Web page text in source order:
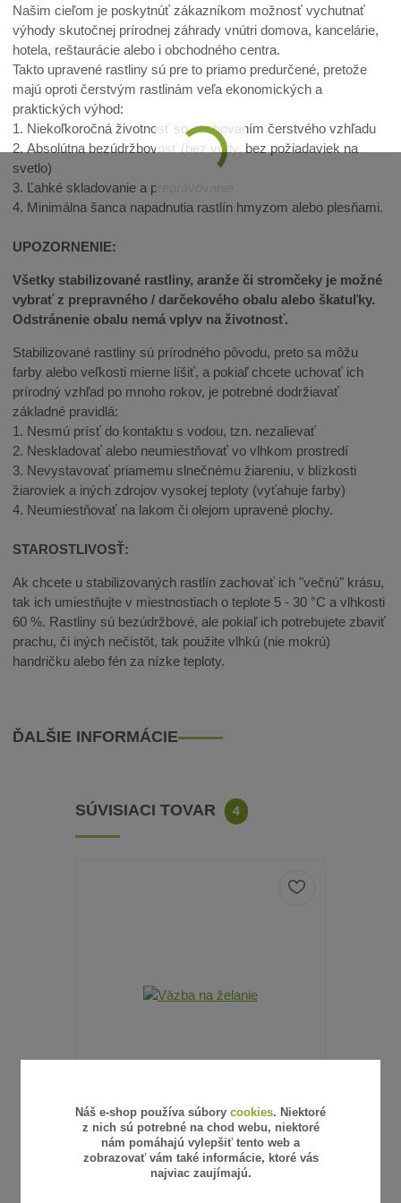
Našim cieľom je poskytnúť zákazníkom možnosť vychutnať
výhody skutočnej prírodnej záhrady vnútri domova, kancelárie,
hotela, reštaurácie alebo i obchodného centra.
Takto upravené rastliny sú pre to priamo predurčené, pretože
majú oproti čerstvým rastlinám veľa ekonomických a
praktických výhod:
1. Niekoľkoročná životnosť so zachovaním čerstvého vzhľadu
2. Absolútna bezúdržbovosť (bez vody, bez požiadaviek na
svetlo)
3. Ľahké skladovanie a prepravovanie
4. Minimálna šanca napadnutia rastlín hmyzom alebo plesňami.
UPOZORNENIE:
Všetky stabilizované rastliny, aranže či stromčeky je možné
vybrať z prepravného / darčekového obalu alebo škatuľky.
Odstránenie obalu nemá vplyv na životnosť.
Stabilizované rastliny sú prírodného pôvodu, preto sa môžu
farby alebo veľkosti mierne líšiť, a pokiaľ chcete uchovať ich
prírodný vzhľad po mnoho rokov, je potrebné dodržiavať
základné pravidlá:
1. Nesmú prísť do kontaktu s vodou, tzn. nezalievať
2. Neskladovať alebo neumiestňovať vo vlhkom prostredí
3. Nevystavovať priamemu slnečnému žiareniu, v blízkosti
žiaroviek a iných zdrojov vysokej teploty (vyťahuje farby)
4. Neumiestňovať na lakom či olejom upravené plochy.
STAROSTLIVOSŤ:
Ak chcete u stabilizovaných rastlín zachovať ich "večnú" krásu,
tak ich umiestňujte v miestnostiach o teplote 5 - 30 °C a vlhkosti
60 %. Rastliny sú bezúdržbové, ale pokiaľ ich potrebujete zbaviť
prachu, či iných nečistôt, tak použite vlhkú (nie mokrú)
handričku alebo fén za nízke teploty.
ĎALŠIE INFORMÁCIE
SÚVISIACI TOVAR 4
3 hodnotenie
VÄZBA NA ŽELANIE
Náš e-shop používa súbory cookies. Niektoré
z nich sú potrebné na chod webu, niektoré
nám pomáhajú vylepšiť tento web a
zobrazovať vám také informácie, ktoré vás
najviac zaujímajú.